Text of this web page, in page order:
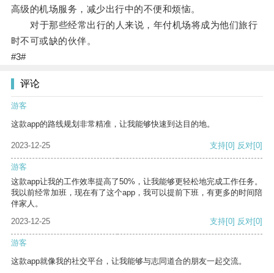
高级的机场服务，减少出行中的不便和烦恼。
对于那些经常出行的人来说，年付机场将成为他们旅行
时不可或缺的伙伴。
#3#
评论
游客
这款app的路线规划非常精准，让我能够快速到达目的地。
2023-12-25 支持[0] 反对[0]
游客
这款app让我的工作效率提高了50%，让我能够更轻松地完成工作任务。
我以前经常加班，现在有了这个app，我可以提前下班，有更多的时间陪
伴家人。
2023-12-25
支持[0] 反对[0]
游客
这款app就像我的社交平台，让我能够与志同道合的朋友一起交流。